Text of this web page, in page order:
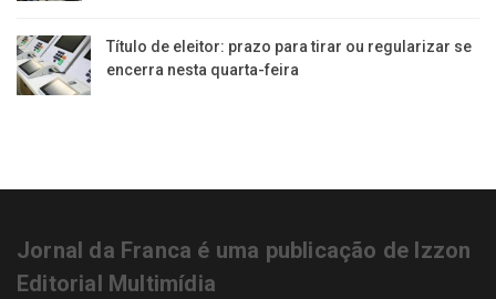
Título de eleitor: prazo para tirar ou regularizar se
encerra nesta quarta-feira
Jornal da Franca é uma publicação de Izzon
Editorial Multimídia